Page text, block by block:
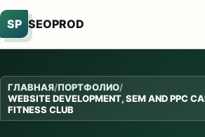
SP SEOPROD
ГЛАВНАЯ/ПОРТФОЛИО/
WEBSITE DEVELOPMENT, SEM AND PPC
FITNESS CLUB